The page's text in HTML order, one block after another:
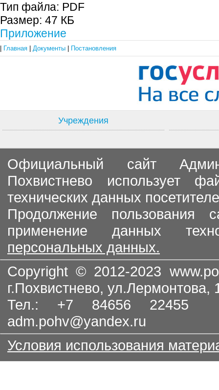
Тип файла: PDF
Размер: 47 КБ
Приложение
Главная Документы Постановления
Учреждения
Официальный сайт
Похвистнево использует
технических данных
Продолжение пользования
применение данных
персональных данных.
Copyright © 2012-2023
г.Похвистнево, ул.Лермонтова,
Тел.: +7 84656
adm.pohv@yandex.ru
Условия использования